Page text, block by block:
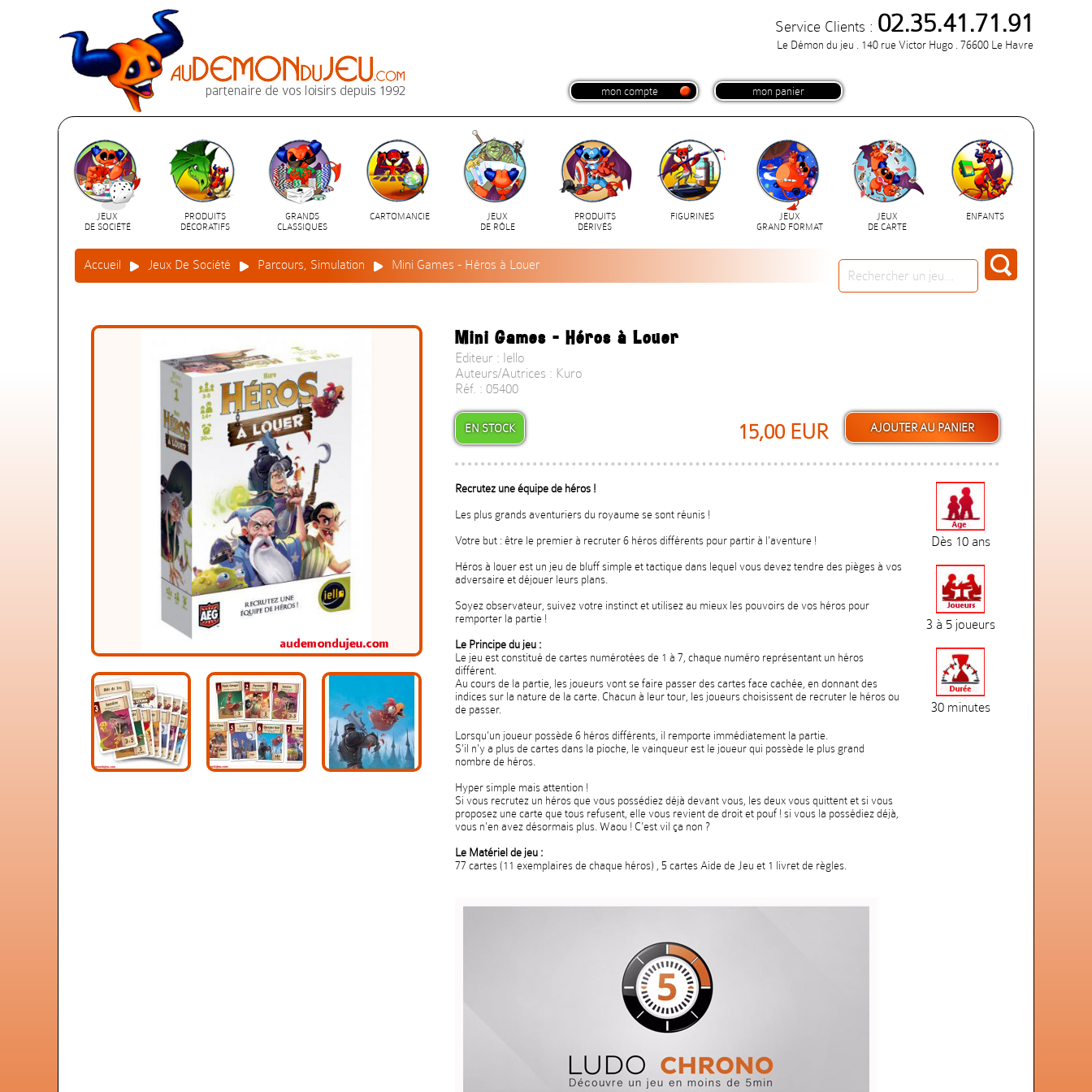
Service Clients : 02.35.41.71.91
Le Démon du jeu . 140 rue Victor Hugo . 76600 Le Havre
mon compte mon panier
JEUX
DE SOCIÉTÉ
PRODUITS
DÉCORATIFS
GRANDS
CLASSIQUES
CARTOMANCIE
JEUX
DE RÔLE
PRODUITS
DÉRIVÉS
FIGURINES
JEUX
GRAND FORMAT
JEUX
DE CARTE
ENFANTS
Accueil Jeux De Société Parcours, Simulation Mini Games - Héros à Louer
Mini Games - Héros à Louer
Editeur : Iello
Auteurs/Autrices : Kuro
Réf. : 05400
EN STOCK 15,00 EUR
Recrutez une équipe de héros !
Les plus grands aventuriers du royaume se sont réunis !
Votre but : être le premier à recruter 6 héros différents pour partir à l'aventure !
Héros à louer est un jeu de bluff simple et tactique dans lequel vous devez tendre des pièges à vos
adversaire et déjouer leurs plans.
Soyez observateur, suivez votre instinct et utilisez au mieux les pouvoirs de vos héros pour
remporter la partie !
Le Principe du jeu :
Le jeu est constitué de cartes numérotées de 1 à 7, chaque numéro représentant un héros
différent.
Au cours de la partie, les joueurs vont se faire passer des cartes face cachée, en donnant des
indices sur la nature de la carte. Chacun à leur tour, les joueurs choisissent de recruter le héros ou
de passer.
Lorsqu'un joueur possède 6 héros différents, il remporte immédiatement la partie.
S'il n'y a plus de cartes dans la pioche, le vainqueur est le joueur qui possède le plus grand
nombre de héros.
Hyper simple mais attention !
Si vous recrutez un héros que vous possédiez déjà devant vous, les deux vous quittent et si vous
proposez une carte que tous refusent, elle vous revient de droit et pouf ! si vous la possédiez déjà,
vous n'en avez désormais plus. Waou ! C'est vil ça non ?
Le Matériel de jeu :
77 cartes (11 exemplaires de chaque héros) , 5 cartes Aide de Jeu et 1 livret de règles.
Dès 10 ans
3 à 5 joueurs
30 minutes